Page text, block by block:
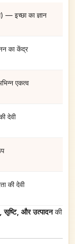
— इच्छा का ज्ञान
का केंद्र
एकत्व
देवी
की देवी
और उत्पादनकी